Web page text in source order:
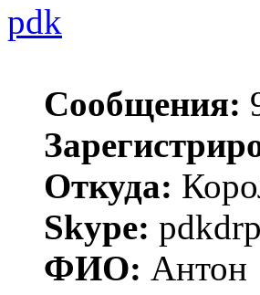
pdk
Сообщения:
Откуда:
Skype: pdkdrp
ФИО: Антон